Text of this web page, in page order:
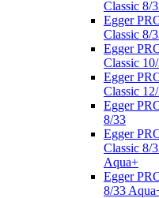
Classic 8/
Egger
Classic 8/
Egger
Classic
Egger
Classic
Egger
8/33
Egger
Classic 8/
Aqua+
Egger
8/33